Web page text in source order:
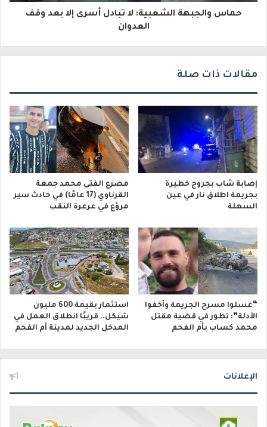
حماس والجبهة الشعبية: لا تبادل أسرى إلا بعد وقف
العدوان
مقالات ذات صلة
إصابة شاب بجروح خطيرة
بجريمة اطلاق نار في عين
السهلة
مصرع الفتى محمد جمعة
القرناوي (17 عامًا) في حادث سير
مروّع في عرعرة النقب
“غسلوا مسرح الجريمة وأخفوا
الأدلة”: تطور في قضية مقتل
محمد كساب بأم الفحم
استثمار بقيمة 600 مليون
شيكل.. قريبًا انطلاق العمل في
المدخل الجديد لمدينة أم الفحم
الإعلانات